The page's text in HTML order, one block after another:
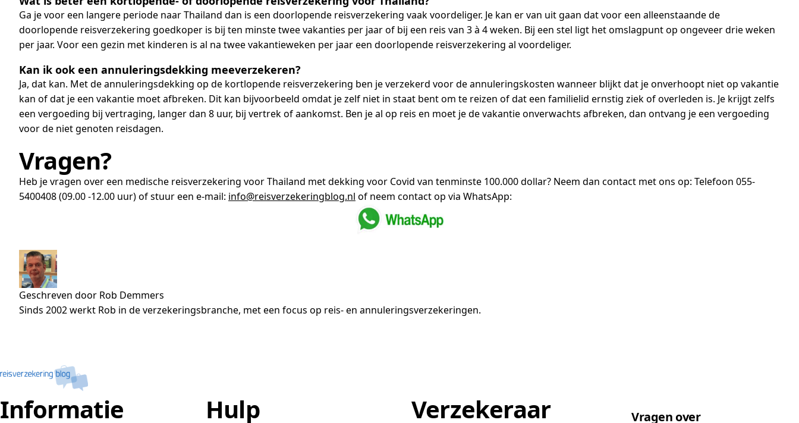
Ga je voor een langere periode naar Thailand dan is een doorlopende reisverzekering vaak voordeliger. Je kan er van uit gaan dat voor een alleenstaande de
doorlopende reisverzekering goedkoper is bij ten minste twee vakanties per jaar of bij een reis van 3 à 4 weken. Bij een stel ligt het omslagpunt op ongeveer drie weken
per jaar. Voor een gezin met kinderen is al na twee vakantieweken per jaar een doorlopende reisverzekering al voordeliger.
Kan ik ook een annuleringsdekking meeverzekeren?
Ja, dat kan. Met de annuleringsdekking op de kortlopende reisverzekering ben je verzekerd voor de annuleringskosten wanneer blijkt dat je onverhoopt niet op vakantie
kan of dat je een vakantie moet afbreken. Dit kan bijvoorbeeld omdat je zelf niet in staat bent om te reizen of dat een familielid ernstig ziek of overleden is. Je krijgt zelfs
een vergoeding bij vertraging, langer dan 8 uur, bij vertrek of aankomst. Ben je al op reis en moet je de vakantie onverwachts afbreken, dan ontvang je een vergoeding
voor de niet genoten reisdagen.
Vragen?
Heb je vragen over een medische reisverzekering voor Thailand met dekking voor Covid van tenminste 100.000 dollar? Neem dan contact met ons op: Telefoon 055-
5400408 (09.00 -12.00 uur) of stuur een e-mail: info@reisverzekeringblog.nl of neem contact op via WhatsApp:
Geschreven door Rob Demmers
Sinds 2002 werkt Rob in de verzekeringsbranche, met een focus op reis- en annuleringsverzekeringen.
Informatie Hulp Verzekeraar
Vragen over